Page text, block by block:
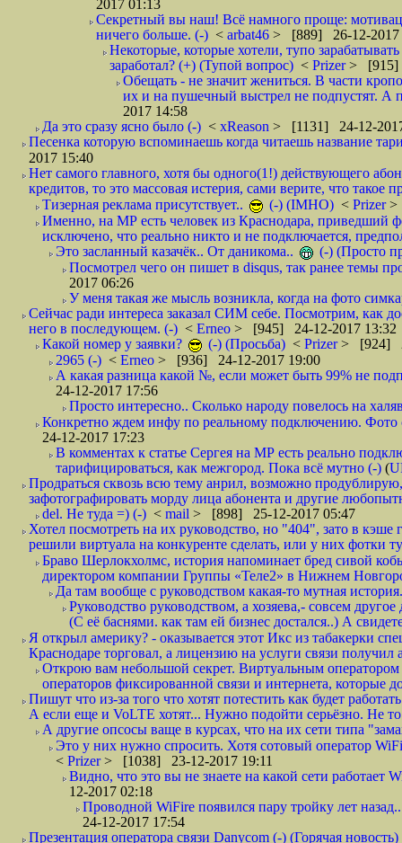
2017 01:13
Секретный вы наш! Всё намного проще:
ничего больше. (-) < arbat46 > [889] 26-12-2017
Некоторые, которые хотели, тупо
заработал? (+) (Тупой вопрос) < Prizer> [915]
Обещать - не значит жениться. В части
их и на пушечный выстрел не подпустят. А
2017 14:58
Да это сразу ясно было (-) < xReason > [1131] 24-12-
Песенка которую вспоминаешь когда читаешь название
2017 15:40
Нет самого главного, хотя бы одного(1!) действующего
кредитов, то это массовая истерия, сами верите, что такое
Тизерная реклама присутствует..
(-) (IMHO) < Prizer>
Именно, на МР есть человек из Краснодара, приведший
исключено, что реально никто и не подключается,
Это засланный казачёк.. От даникома..
(-) (Просто
Посмотрел чего он пишет в disqus, так ранее темы
2017 06:26
У меня такая же мысль возникла, когда на фото
Сейчас ради интереса заказал СИМ себе. Посмотрим, как
него в последующем. (-) < Erneo > [945] 24-12-2017 13:32
Какой номер у заявки?
(-) (Просьба) < Prizer> [924]
2965 (-) < Erneo > [936] 24-12-2017 19:00
А какая разница какой №, если может быть 99% не
24-12-2017 17:56
Просто интересно.. Сколько народу повелось на
Конкретно ждем инфу по реальному подключению. Фото
24-12-2017 17:23
В комментах к статье Сергея на МР есть реально
тарифицироваться, как межгород. Пока всё мутно (-) (
Продраться сквозь всю тему анрил, возможно
зафотографировать морду лица абонента и другие
del. Не туда =) (-) < mail > [898] 25-12-2017 05:47
Хотел посмотреть на их руководство, но "404", зато в
решили виртуала на конкуренте сделать, или у них фотки
Браво Шерлокхолмс, история напоминает бред сивой
директором компании Группы «Теле2» в Нижнем
Да там вообще с руководством какая-то мутная
Руководство руководством, а хозяева,- совсем
(С её баснями. как там ей бизнес достался..) А
Я открыл америку? - оказывается этот Икс из табакерки
Краснодаре торговал, а лицензию на услуги связи получил
Открою вам небольшой секрет. Виртуальным оператором
операторов фиксированной связи и интернета, которые
Пишут что из-за того что хотят потестить как будет
А если еще и VoLTE хотят... Нужно подойти серьёзно. Не
А другие опсосы ваще в курсах, что на их сети типа
Это у них нужно спросить. Хотя сотовый оператор
< Prizer> [1038] 23-12-2017 19:11
Видно, что это вы не знаете на какой сети
12-2017 02:18
Проводной WiFire появился пару тройку лет
24-12-2017 17:54
Презентация оператора связи Danycom (-) (Горячая новость)